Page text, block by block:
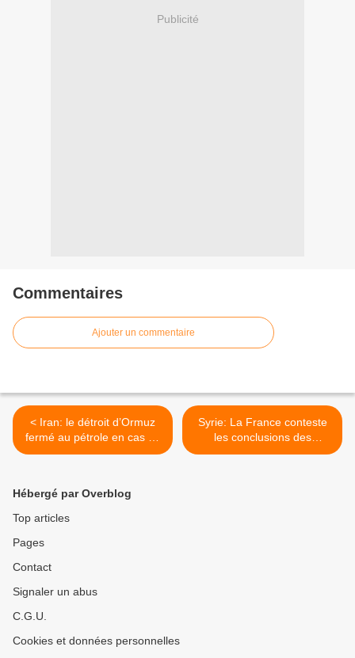
Publicité
Commentaires
Ajouter un commentaire
< Iran: le détroit d’Ormuz
fermé au pétrole en cas de
nouvelles sanctions= Màj à
Syrie: La France conteste
les conclusions des
observateurs de la Ligue
Hébergé par Overblog
Top articles
Pages
Contact
Signaler un abus
C.G.U.
Cookies et données personnelles